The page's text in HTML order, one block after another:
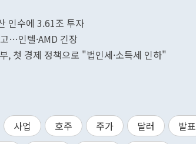
인수에 3.61조 투자
…인텔·AMD 긴장
, 첫 경제 정책으로 "법인세·소득세 인하"
사업 호주 주가 달러
발표